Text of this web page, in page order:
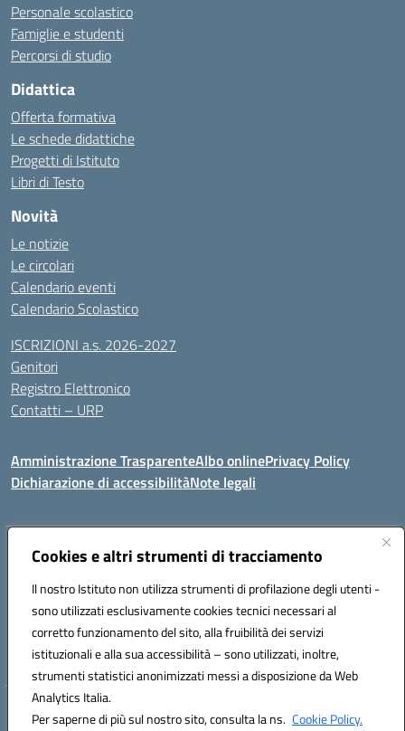
Cookies e altri strumenti di tracciamento
Il nostro Istituto non utilizza strumenti di profilazione degli utenti -
sono utilizzati esclusivamente cookies tecnici necessari al
corretto funzionamento del sito, alla fruibilità dei servizi
istituzionali e alla sua accessibilità – sono utilizzati, inoltre,
strumenti statistici anonimizzati messi a disposizione da Web
Analytics Italia.
Per saperne di più sul nostro sito, consulta la ns. Cookie Policy.
Personale scolastico
Famiglie e studenti
Percorsi di studio
Didattica
Offerta formativa
Le schede didattiche
Progetti di Istituto
Libri di Testo
Novità
Le notizie
Le circolari
Calendario eventi
Calendario Scolastico
ISCRIZIONI a.s. 2026-2027
Genitori
Registro Elettronico
Contatti – URP
Amministrazione TrasparenteAlbo onlinePrivacy Policy
Dichiarazione di accessibilitàNote legali
Indirizzo:Via Tiziano, 50 - 60125 Ancona
Posta elettronica certificata (PEC):anic81600p@pec.istruzione.it
Codice fiscale: 93084460422
Codice meccanografico: ANIC81600P
Hosting & Powered by 3D Solution S.r.l.